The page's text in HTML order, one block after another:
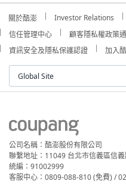
關於酷澎 Investor Relations
信任管理中心
顧客隱私權政策
資訊安全及隱私保護認證
加入
Global Site
公司名稱：酷澎股份有限公司
聯繫地址：11049 台北市信義區信
統編：91002999
客服中心：0809-088-810 (免費) /